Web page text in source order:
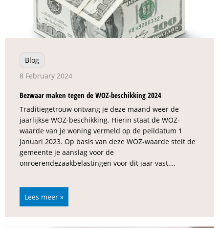
Blog
8 February 2024
Bezwaar maken tegen de WOZ-beschikking 2024
Traditiegetrouw ontvang je deze maand weer de
jaarlijkse WOZ-beschikking. Hierin staat de WOZ-
waarde van je woning vermeld op de peildatum 1
januari 2023. Op basis van deze WOZ-waarde stelt de
gemeente je aanslag voor de
onroerendezaakbelastingen voor dit jaar vast.…
Lees meer »